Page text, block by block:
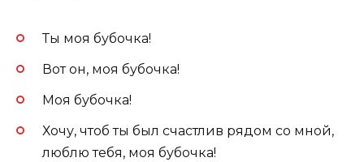
Ты моя бубочка!
Вот он, моя бубочка!
Моя бубочка!
Хочу, чтоб ты был счастлив рядом со мной,
люблю тебя, моя бубочка!